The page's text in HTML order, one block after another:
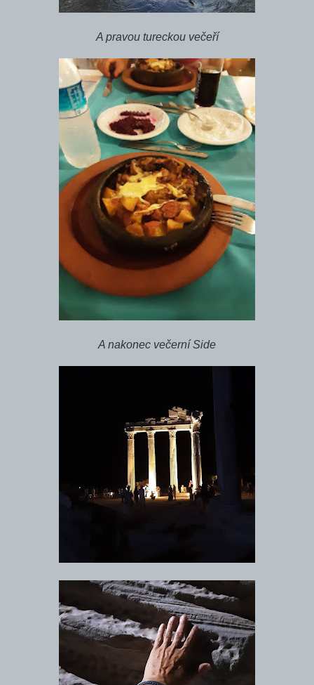
A pravou tureckou večeří
A nakonec večerní Side